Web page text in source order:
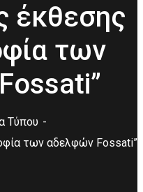
έκθεσης
των
Τύπου
των αδελφών Fossati”